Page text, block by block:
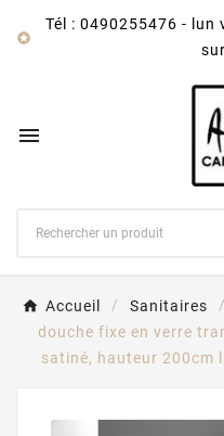

Tél : 0490255476 -
lun

Accueil Sanitaires
douche fixe en verre
satiné, hauteur 200cm